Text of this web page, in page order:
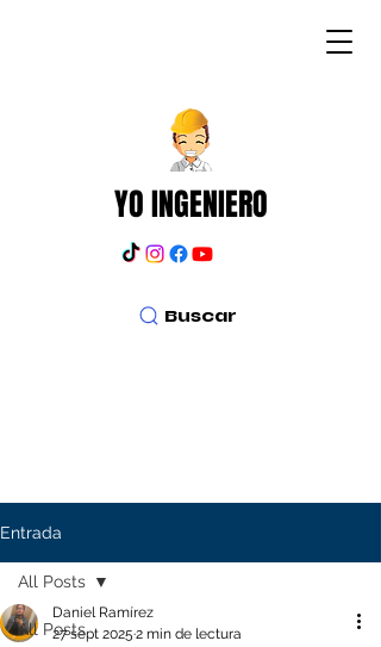
YO INGENIERO
Buscar
Entrada
All Posts
All Posts
Daniel Ramírez
27 sept 2025 2 min de lectura